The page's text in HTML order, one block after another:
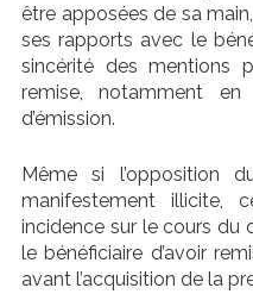
être apposées de sa
ses rapports avec le
sincérité des mentions
remise, notamment
d’émission.
Même si l’opposition
manifestement illicite,
incidence sur le cours du
le bénéficiaire d’avoir
avant l’acquisition de la